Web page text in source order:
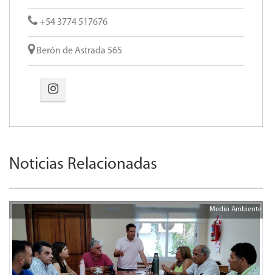
+54 3774 517676
Berón de Astrada 565
Noticias Relacionadas
Medio Ambiente